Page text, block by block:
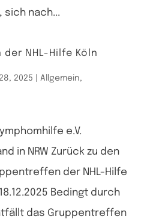
sich nach...
NHL-Hilfe Köln
2025 Allgemein,
e.V.
in NRW Zurück zu den
der NHL-Hilfe
Bedingt durch
das Gruppentreffen